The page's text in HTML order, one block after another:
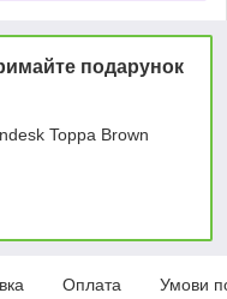
подарунок
Toppa Brown
Оплата Умови